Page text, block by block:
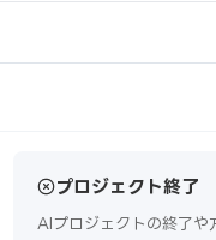
プロジェクト終了
AIプロジェクトの終了や